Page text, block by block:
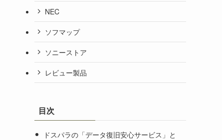
NEC
ソフマップ
ソニーストア
レビュー製品
目次
ドスパラの「データ復旧安心サービス」と